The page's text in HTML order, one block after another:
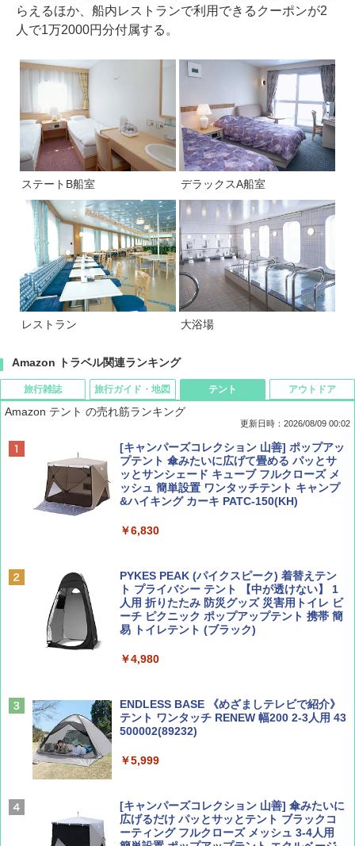
らえるほか、船内レストランで利用できるクーポンが2
人で1万2000円分付属する。
ステートB船室 デラックスA船室
レストラン 大浴場
Amazon トラベル関連ランキング
旅行雑誌
BE-PAL(ビ-パル) 2026年 9 月号【特別付録:
SOTO ミニマル"旅"財布 ランダム2種】
￥1,500
￥713
旅行ガイド・地図
D40 地球の歩き方 チェンマイ タイ北部の魅
力的な町 2026～2027 地球の歩き方D アジア
￥2,079
￥2,695
球の歩き方A ヨーロッパ
ァキア 2026～2027 地球の歩き方A ヨーロッ
￥2,277
テント
Amazon テント の売れ筋ランキング
更新日時：2026/08/09 00:02
[キャンパーズコレクション 山善] ポップアッ
プテント 傘みたいに広げて畳める パッとサ
ッとサンシェード キューブ フルクローズ メ
ッシュ 簡単設置 ワンタッチテント キャンプ
&ハイキング カーキ PATC-150(KH)
￥6,830
PYKES PEAK (パイクスピーク) 着替えテン
ト プライバシー テント 【中が透けない】 1
人用 折りたたみ 防災グッズ 災害用トイレ ビ
ーチ ピクニック ポップアップテント 携帯 簡
易 トイレテント (ブラック)
￥4,980
ENDLESS BASE 《めざましテレビで紹介》
テント ワンタッチ RENEW 幅200 2-3人用 43
500002(89232)
￥5,999
[キャンパーズコレクション 山善] 傘みたいに
広げるだけ パッとサッとテント ブラックコ
ーティング フルクローズ メッシュ 3-4人用
アウトドア